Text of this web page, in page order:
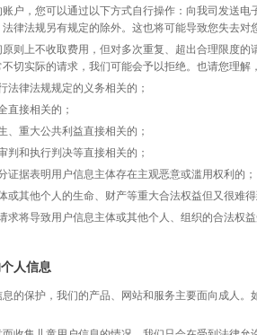
户，您可以通过以下方式自行操作：向我司发送
律法规另有规定的除外。这也将可能导致您失去对
则上不收取费用，但对多次重复、超出合理限度
切实际的请求，我们可能会予以拒绝。也请您理
法律法规规定的义务相关的；
直接相关的；
、重大公共利益直接相关的；
判和执行判决等直接相关的；
证据表明用户信息主体存在主观恶意或滥用权利的；
或其他个人的生命、财产等重大合法权益但又很难得
求将导致用户信息主体或其他个人、组织的合法权益
人信息
的保护，我们的产品、网站和服务主要面向成人